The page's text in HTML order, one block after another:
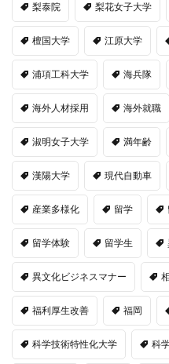
梨泰院 梨花女子大学
檀国大学 江原大学
浦項工科大学 海兵隊
海外人材採用 海外就職
淑明女子大学 満年齢
漢陽大学 現代自動車
産業多様化 留学
留学体験 留学生
異文化ビジネスマナー
福利厚生改善 福岡
科学技術特性化大学 科